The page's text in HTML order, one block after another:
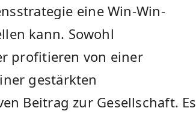
eine Win-Win-
kann. Sowohl
profitieren von ​einer
gestärkten
Beitrag zur Gesellschaft. Es